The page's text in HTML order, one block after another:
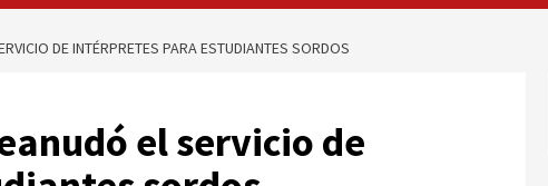
DE INTÉRPRETES PARA ESTUDIANTES SORDOS
el servicio de